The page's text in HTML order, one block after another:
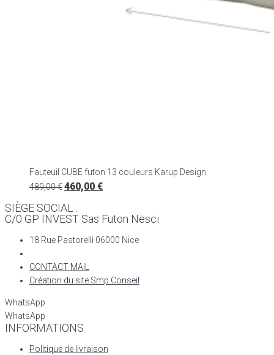
Fauteuil CUBE futon 13 couleurs Karup Design
489,00€460,00 €
SIÈGE SOCIAL :
C/0 GP INVEST Sas Futon Nesci
18 Rue Pastorelli 06000 Nice
CONTACT MAIL
Création du site Smp Conseil
WhatsApp
WhatsApp
INFORMATIONS
Politique de livraison